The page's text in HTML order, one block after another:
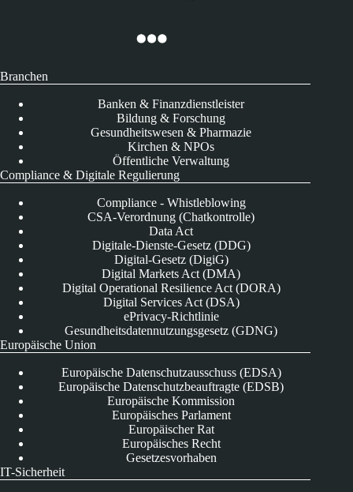
Branchen
Banken & Finanzdienstleister
Bildung & Forschung
Gesundheitswesen & Pharmazie
Kirchen & NPOs
Öffentliche Verwaltung
Compliance & Digitale Regulierung
Compliance - Whistleblowing
CSA-Verordnung (Chatkontrolle)
Data Act
Digitale-Dienste-Gesetz (DDG)
Digital-Gesetz (DigiG)
Digital Markets Act (DMA)
Digital Operational Resilience Act (DORA)
Digital Services Act (DSA)
ePrivacy-Richtlinie
Gesundheitsdatennutzungsgesetz (GDNG)
Europäische Union
Europäische Datenschutzausschuss (EDSA)
Europäische Datenschutzbeauftragte (EDSB)
Europäische Kommission
Europäisches Parlament
Europäischer Rat
Europäisches Recht
Gesetzesvorhaben
IT-Sicherheit